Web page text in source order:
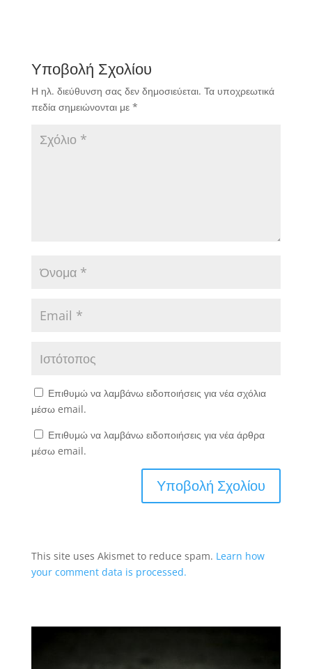
Υποβολή Σχολίου
Η ηλ. διεύθυνση σας δεν δημοσιεύεται. Τα υποχρεωτικά
πεδία σημειώνονται με *
Επιθυμώ να λαμβάνω ειδοποιήσεις για νέα σχόλια
μέσω email.
Επιθυμώ να λαμβάνω ειδοποιήσεις για νέα άρθρα
μέσω email.
This site uses Akismet to reduce spam. Learn how
your comment data is processed.